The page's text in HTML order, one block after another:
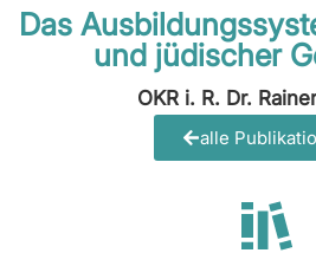
Das
und jüdischer
OKR i. R. Dr.
alle